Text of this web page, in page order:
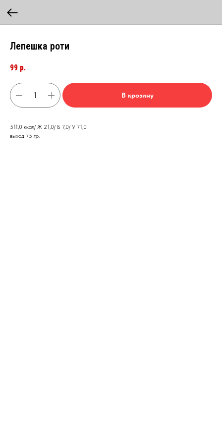
Лепешка роти
99 р.
В крозину
511,0 ккал/ Ж 21,0/ Б 7,0/ У 71,0
выход 75 гр.